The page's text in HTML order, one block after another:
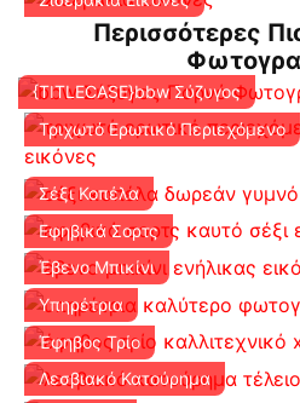
Περισσότερες
{TITLECASE}bbw Σύζυγος
Τριχωτό Ερωτικό Περιεχόμενο
Σέξι Κοπέλα
Εφηβικά Σορτς
Έβενο Μπικίνι
Υπηρέτρια
Έφηβος Τρίο
Λεσβιακό Κατούρημα